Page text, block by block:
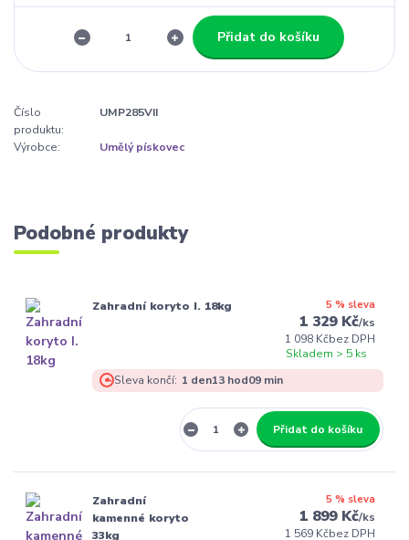
Přidat do košíku
Číslo
produktu:
UMP285VII
Výrobce: Umělý pískovec
Podobné produkty
Zahradní koryto I. 18kg 5 % sleva
1 329 Kč/ks
1 098 Kčbez DPH
Skladem > 5 ks
Sleva končí: 1 den13hod09min
Přidat do košíku
Zahradní
kamenné koryto
33kg
5 % sleva
1 899 Kč/ks
1 569 Kčbez DPH